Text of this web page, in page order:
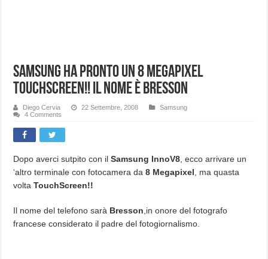
Samsung ha pronto un 8 Megapixel
TouchScreen!! il nome è bresson
Diego Cervia 22 Settembre, 2008
Samsung
4 Comments
Dopo averci sutpito con ilSamsung InnoV8 , ecco arrivare un
‘altro terminale con fotocamera da8 Megapixel , ma quasta
voltaTouchScreen!!
Il nome del telefono sarà Bresson ,in onore del fotografo
francese considerato il padre del fotogiornalismo.